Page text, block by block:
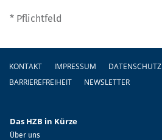
* Pflichtfeld
Fußzeile
KONTAKT IMPRESSUM DATENSCHUTZ
BARRIEREFREIHEIT
NEWSLETTER
Das HZB in Kürze
Über uns